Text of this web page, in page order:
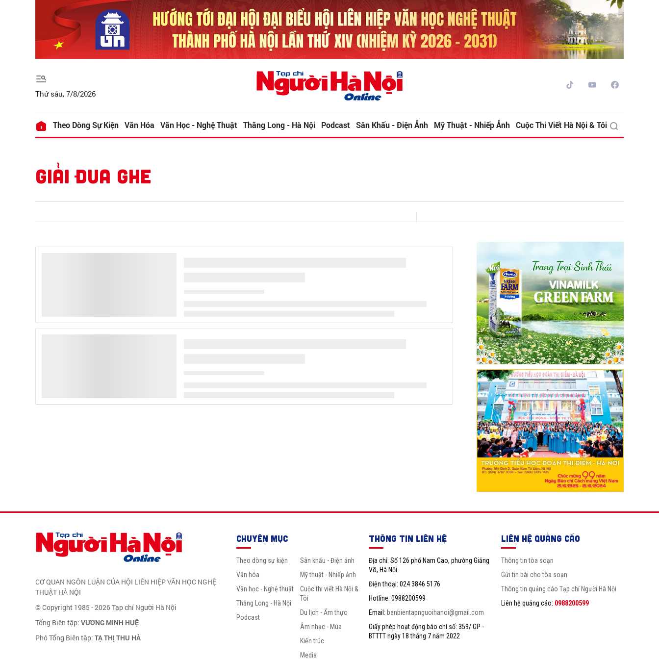
Thứ sáu, 7/8/2026
Theo Dòng Sự Kiện Văn Hóa Văn Học - Nghệ Thuật Thăng Long - Hà Nội Podcast Sân Khấu - Điện Ảnh Mỹ Thuật - Nhiếp Ảnh Cuộc Thi Viết Hà Nội & Tôi
GIẢI ĐUA GHE
CƠ QUAN NGÔN LUẬN CỦA HỘI LIÊN HIỆP VĂN HỌC NGHỆ
THUẬT HÀ NỘI
© Copyright 1985 - 2026 Tạp chí Người Hà Nội
Tổng Biên tập: VƯƠNG MINH HUỆ
Phó Tổng Biên tập: TẠ THỊ THU HÀ
CHUYÊN MỤC
Theo dòng sự kiện
Văn hóa
Văn học - Nghệ thuật
Thăng Long - Hà Nội
Podcast
Sân khấu - Điện ảnh
Mỹ thuật - Nhiếp ảnh
Cuộc thi viết Hà Nội &
Tôi
Du lịch - Ẩm thực
Âm nhạc - Múa
Kiến trúc
Media
THÔNG TIN LIÊN HỆ
Địa chỉ: Số 126 phố Nam Cao, phường Giảng
Võ, Hà Nội
Điện thoại: 024 3846 5176
Hotline: 0988200599
Email: banbientapnguoihanoi@gmail.com
Giấy phép hoạt động báo chí số: 359/ GP -
BTTTT ngày 18 tháng 7 năm 2022
LIÊN HỆ QUẢNG CÁO
Thông tin tòa soạn
Gửi tin bài cho tòa soạn
Thông tin quảng cáo Tạp chí Người Hà Nội
Liên hệ quảng cáo: 0988200599